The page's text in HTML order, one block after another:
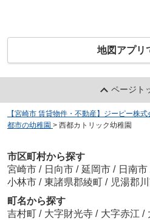
地図アプリ
ページト
【宮崎市 賃貸物件・不動産】ジーピー株式
都市の幼稚園 > 西都カトリック幼稚園
市区町村から探す
宮崎市 / 日向市 / 延岡市 / 日南市
小林市 / 東諸県郡綾町 / 児湯郡
町名から探す
吉村町 / 大字財光寺 / 大字赤江 /